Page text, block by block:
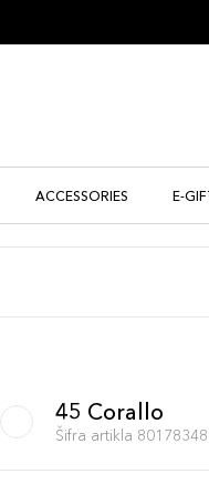
ACCESSORIES E-
45 Corallo
Šifra artikla